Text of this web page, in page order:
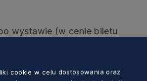
wystawie (w cenie biletu
r., piątek, godz. 12.00
cookie w celu dostosowania oraz